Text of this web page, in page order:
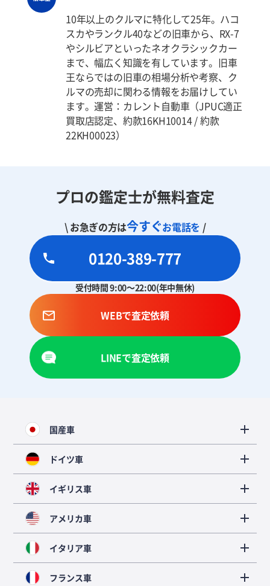
10年以上のクルマに特化して25年。ハコ
スカやランクル40などの旧車から、RX-7
やシルビアといったネオクラシックカー
まで、幅広く知識を有しています。旧車
王ならではの旧車の相場分析や考察、ク
ルマの売却に関わる情報をお届けしてい
ます。運営：カレント自動車（JPUC適正
買取店認定、約款16KH10014 / 約款
22KH00023）
プロの鑑定士が無料査定
\ お急ぎの方は今すぐお電話を /
0120-389-777
受付時間 9:00～22:00(年中無休)
WEBで査定依頼
LINEで査定依頼
国産車
ドイツ車
イギリス車
アメリカ車
イタリア車
フランス車